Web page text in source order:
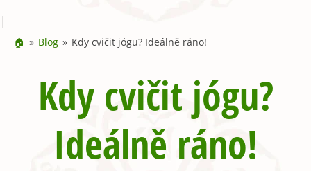
|
🏠 Blog Kdy cvičit jógu? Ideálně ráno!
Kdy cvičit jógu?
Ideálně ráno!